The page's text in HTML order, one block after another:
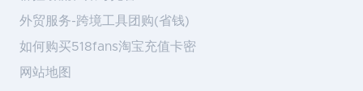
外贸服务-跨境工具团购(省钱)
如何购买518fans淘宝充值卡密
网站地图